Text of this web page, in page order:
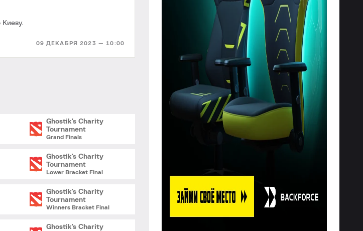
09 ДЕКАБРЯ 2023 — 10:00
Ghostik's Charity
Tournament
Grand Finals
Ghostik's Charity
Tournament
Lower Bracket Final
Ghostik's Charity
Tournament
Winners Bracket Final
Ghostik's Charity